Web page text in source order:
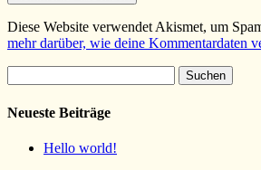
Diese Website verwendet Akismet, um
mehr darüber, wie deine Kommentardaten
nach:
Neueste Beiträge
Hello world!